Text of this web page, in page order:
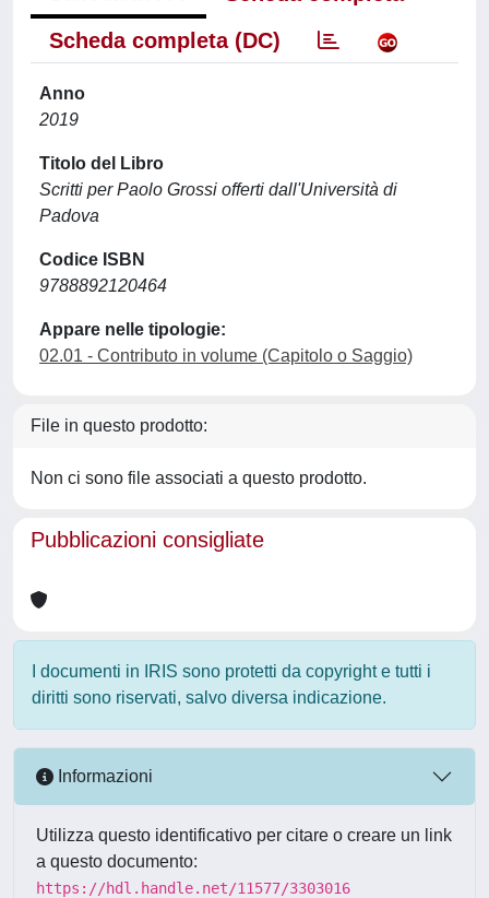
Scheda completa (DC)
Anno
2019
Titolo del Libro
Scritti per Paolo Grossi offerti dall'Università di
Padova
Codice ISBN
9788892120464
Appare nelle tipologie:
02.01 - Contributo in volume (Capitolo o Saggio)
File in questo prodotto:
Non ci sono file associati a questo prodotto.
Pubblicazioni consigliate
I documenti in IRIS sono protetti da copyright e tutti i
diritti sono riservati, salvo diversa indicazione.
Informazioni
Utilizza questo identificativo per citare o creare un link
a questo documento:
https://hdl.handle.net/11577/3303016